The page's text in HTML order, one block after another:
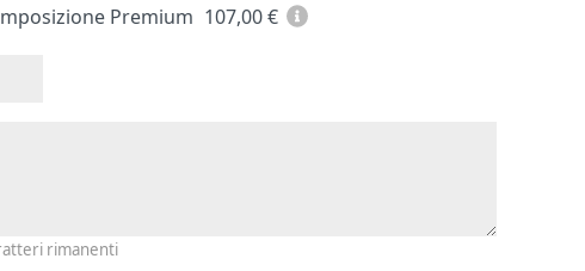
Premium 107,00€
rimanenti